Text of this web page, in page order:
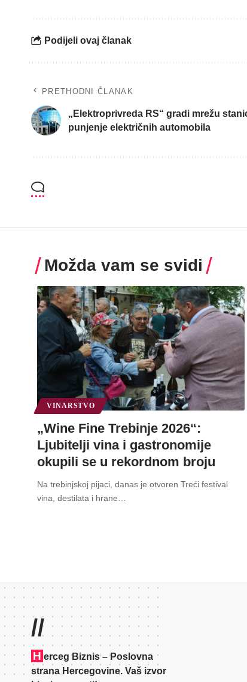
Podijeli ovaj članak
PRETHODNI ČLANAK
„Elektroprivreda RS“ gradi mrežu
punjenje električnih automobila
Možda vam se svidi
VINARSTVO
„Wine Fine Trebinje 2026“:
Ljubitelji vina i gastronomije
okupili se u rekordnom broju
Na trebinjskoj pijaci, danas je otvoren Treći festival
vina, destilata i hrane
//
H erceg Biznis – Poslovna
strana Hercegovine. Vaš izvor